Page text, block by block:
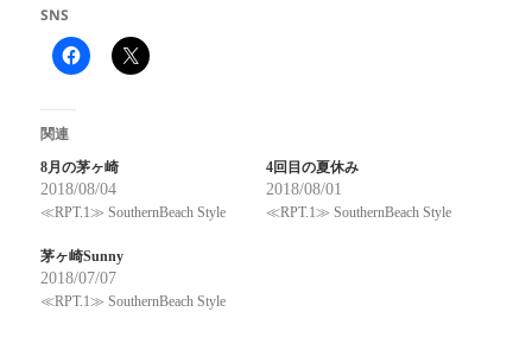
SNS
関連
8月の茅ヶ崎
2018/08/04
≪RPT.1≫ SouthernBeach Style
4回目の夏休み
2018/08/01
≪RPT.1≫ SouthernBeach Style
茅ヶ崎Sunny
2018/07/07
≪RPT.1≫ SouthernBeach Style